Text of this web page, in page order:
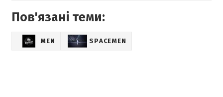
Пов'язані теми:
MEN SPACEMEN